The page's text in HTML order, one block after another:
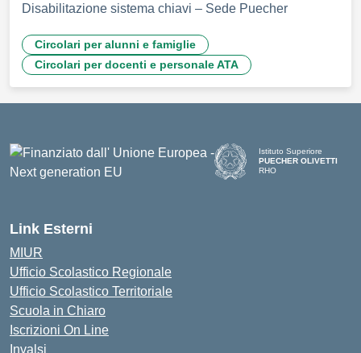
Disabilitazione sistema chiavi – Sede Puecher
Circolari per alunni e famiglie
Circolari per docenti e personale ATA
Istituto Superiore
PUECHER OLIVETTI
RHO
Link Esterni
MIUR
Ufficio Scolastico Regionale
Ufficio Scolastico Territoriale
Scuola in Chiaro
Iscrizioni On Line
Invalsi